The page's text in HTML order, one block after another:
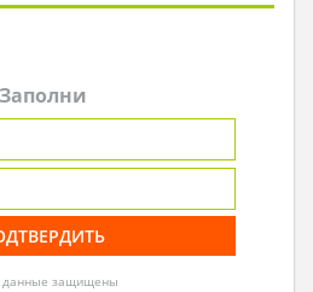
Заполни
данные защищены